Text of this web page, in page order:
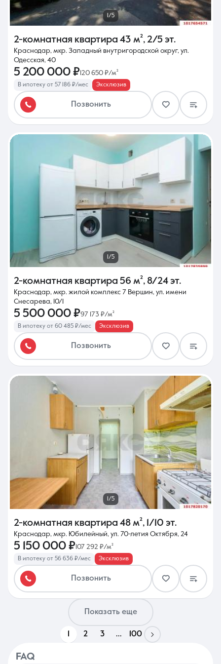
1/5
2-комнатная квартира 43 м², 2/5 эт.
Краснодар, мкр. Западный внутригородской округ, ул.
Одесская, 40
5 200 000 ₽ 120 650 ₽/м²
В ипотеку от 57 186 ₽/мес Эксклюзив
Позвонить
1/5
2-комнатная квартира 56 м², 8/24 эт.
Краснодар, мкр. жилой комплекс 7 Вершин, ул. имени
Снесарева, 10/1
5 500 000 ₽97 173 ₽/м²
В ипотеку от 60 485 ₽/мес Эксклюзив
Позвонить
1/5
2-комнатная квартира 48 м², 1/10 эт.
Краснодар, мкр. Юбилейный, ул. 70-летия Октября, 24
5 150 000 ₽107 292 ₽/м²
В ипотеку от 56 636 ₽/мес Эксклюзив
Позвонить
Показать еще
2 3 ... 100
FAQ